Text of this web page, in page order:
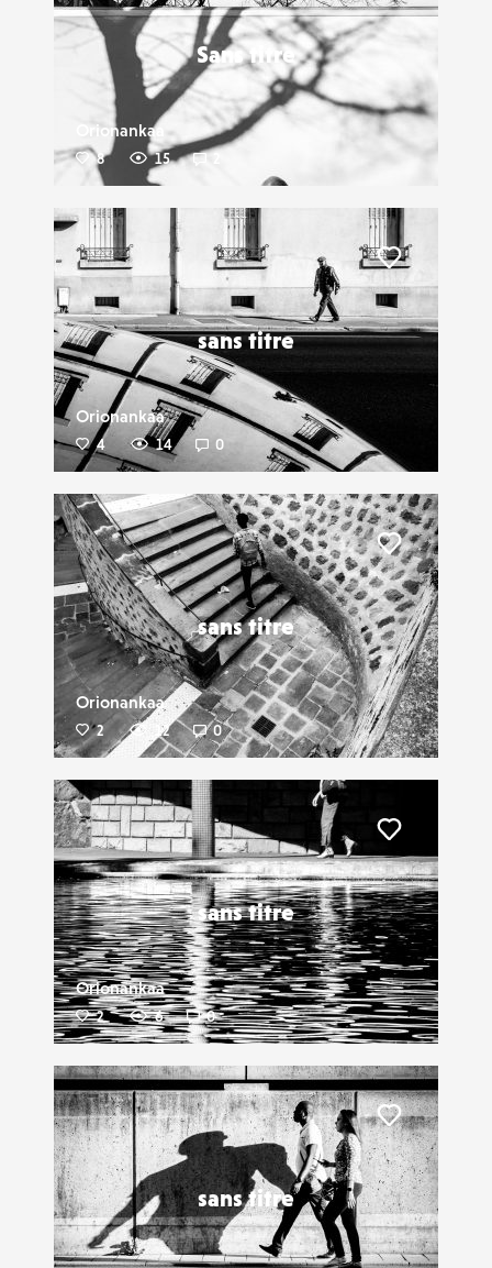
Sans titre
Orionankaa
8 15
sans titre
Orionankaa
4 14 0
sans titre
Orionankaa
2 12 0
Liker
sans titre
Orionankaa
2 6 0
sans titre
Liker